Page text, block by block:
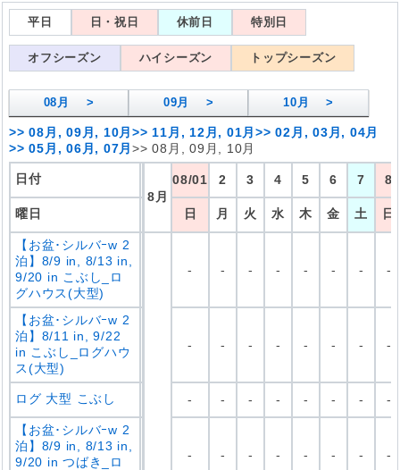
平日 日・祝日 休前日 特別日
オフシーズン ハイシーズン トップシーズン
08月 > 09月 > 10月 >
>>08月, 09月, 10月 >> 11月, 12月, 01月 >>02月, 03月, 04月
>>05月, 06月, 07月 >>08月, 09月, 10月
日付
8 月
08/01 2 3 4 5 6 7 8
曜日 日 月 火 水 木 金 土 日
【お盆･シルバｰw 2
泊】8/9 in, 8/13 in,
9/20 in こぶし_ロ
グハウス(大型)
- - - - - - - -
【お盆･シルバｰw 2
泊】8/11 in, 9/22
in こぶし_ログハウ
ス(大型)
- - - - - - - -
ログ 大型 こぶし - - - - - - - -
【お盆･シルバｰw 2
泊】8/9 in, 8/13 in,
9/20 in つばき_ロ
- - - - - - - -